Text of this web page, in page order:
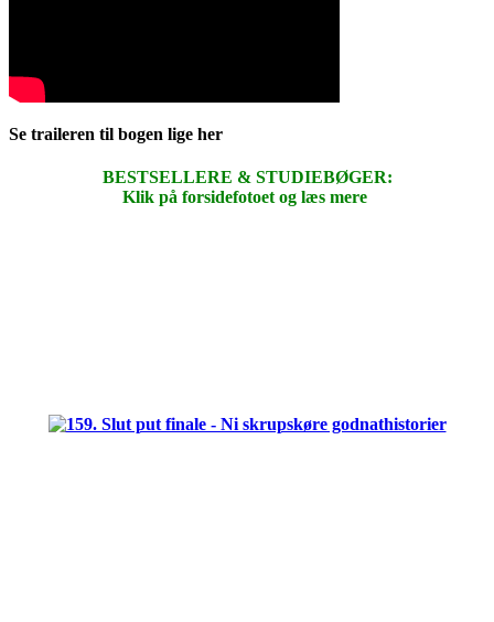
Se traileren til bogen lige her
BESTSELLERE & STUDIEBØGER:
Klik på forsidefotoet og læs mere